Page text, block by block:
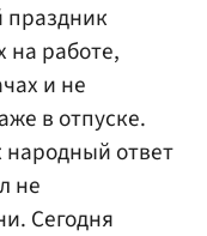
работе,
и не
в отпуске.
народный ответ
не
Сегодня